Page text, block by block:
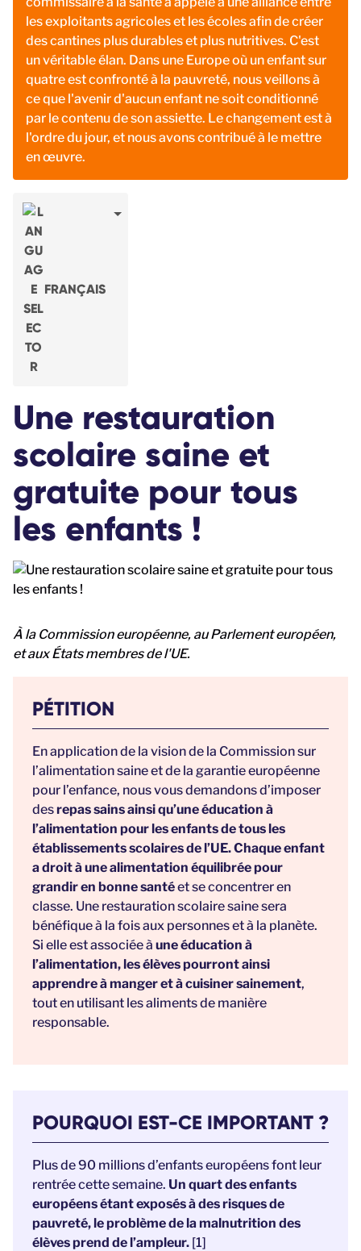
les exploitants agricoles et les écoles afin de créer
des cantines plus durables et plus nutritives. C'est
un véritable élan. Dans une Europe où un enfant sur
quatre est confronté à la pauvreté, nous veillons à
ce que l'avenir d'aucun enfant ne soit conditionné
par le contenu de son assiette. Le changement est à
l'ordre du jour, et nous avons contribué à le mettre
en œuvre.
FRANÇAIS
Une restauration
scolaire saine et
gratuite pour tous
les enfants !
À la Commission européenne, au Parlement européen,
et aux États membres de l'UE.
PÉTITION
En application de la vision de la Commission sur
l’alimentation saine et de la garantie européenne
pour l’enfance, nous vous demandons d’imposer
desrepas sains ainsi qu’une éducation à
l’alimentation pour les enfants de tous les
établissements scolaires de l’UE.Chaque enfant
a droit à une alimentation équilibrée pour
grandir en bonne santéet se concentrer en
classe. Une restauration scolaire saine sera
bénéfique à la fois aux personnes et à la planète.
Si elle est associée à une éducation à
l’alimentation, les élèves pourront ainsi
apprendre à manger et à cuisiner sainement,
tout en utilisant les aliments de manière
responsable.
POURQUOI EST-CE IMPORTANT ?
Plus de 90 millions d’enfants européens font leur
rentrée cette semaine. Un quart des enfants
européens étant exposés à des risques de
pauvreté, le problème de la malnutrition des
élèves prend de l’ampleur. [1]